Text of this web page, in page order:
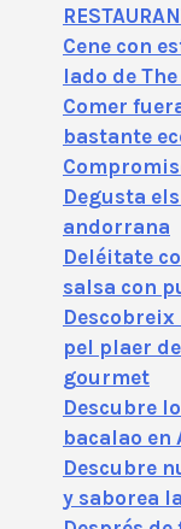
Cene con
lado de
Comer
bastante
Degusta
andorrana
Deléitate
salsa con
pel plaer
gourmet
Descubre
bacalao en
Descubre
y saborea